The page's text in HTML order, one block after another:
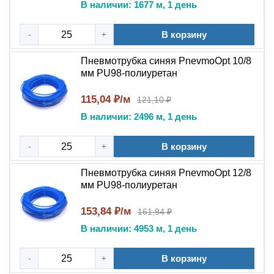
обеспечивают плотное прилегание в фитингах, что
критично для герметичности линии.
Ключевые преимущества данной модели:
Сохраняет герметичность пневмолинии благодаря
стабильности наружного диаметра.
Устойчива к многократным изгибам без потери
прочности.
Подходит для длительной эксплуатации в
условиях заводских цехов.
Обеспечивает удобный монтаж за счет
эластичности и легкости.
Сравнение с аналогами
По сравнению с бюджетными аналогами, трубка
PnevmoOpt отличается стабильностью размеров по
В наличии: 1677 м, 1 день
- + В корзину
Пневмотрубка синяя PnevmoOpt 10/8
мм PU98-полиуретан
115,04 ₽/м 121,10 ₽
В наличии: 2496 м, 1 день
- + В корзину
Пневмотрубка синяя PnevmoOpt 12/8
мм PU98-полиуретан
153,84 ₽/м 161,94 ₽
В наличии: 4953 м, 1 день
- + В корзину